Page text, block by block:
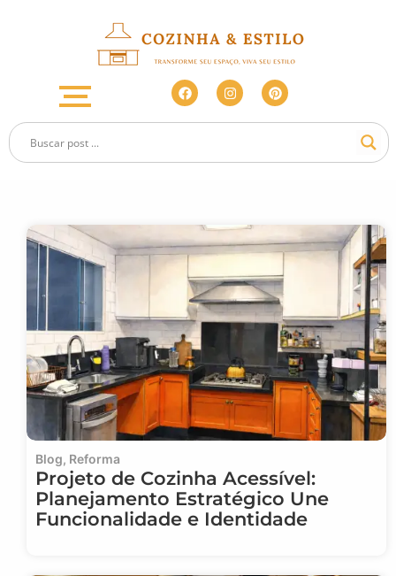
Blog, Reforma
Projeto de Cozinha Acessível:
Planejamento Estratégico Une
Funcionalidade e Identidade